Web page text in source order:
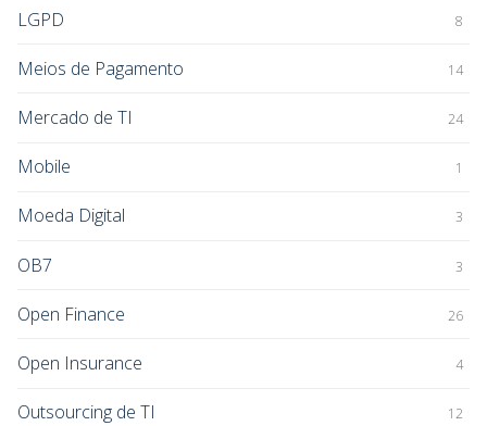
LGPD 8
Meios de Pagamento 14
Mercado de TI 24
Mobile 1
Moeda Digital 3
OB7 3
Open Finance 26
Open Insurance 4
Outsourcing de TI 12